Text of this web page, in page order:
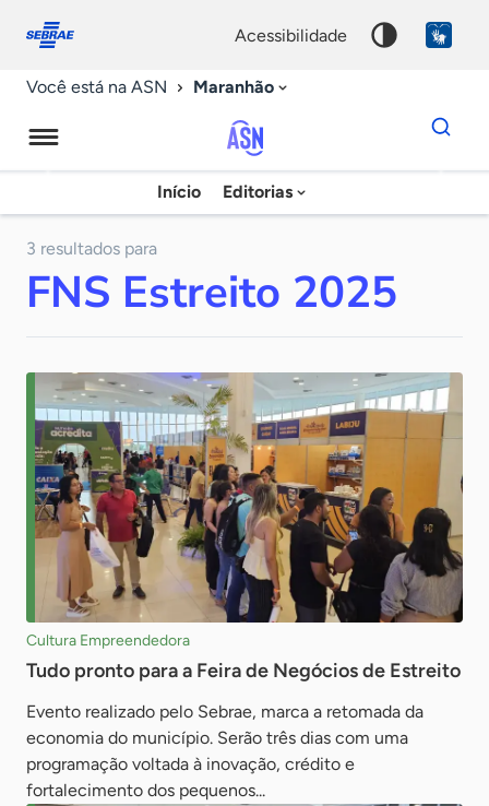
conosco
acessibilidade
Você está na ASN Maranhão
Agência
Sebrae
Notícias
Início Editorias
Dados
para
chave
3 resultados para
FNS Estreito 2025
Cultura Empreendedora
Tudo pronto para a Feira de Negócios de Estreito
Evento realizado pelo Sebrae, marca a retomada da
economia do município. Serão três dias com uma
programação voltada à inovação, crédito e
fortalecimento dos pequenos...